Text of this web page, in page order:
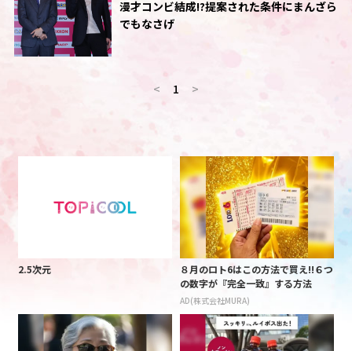
漫才コンビ結成!?提案された条件にまんざら
でもなさげ
< 1 >
2.5次元
８月のロト6はこの方法で買え!!６つ
の数字が『完全一致』する方法
AD(株式会社MURA)